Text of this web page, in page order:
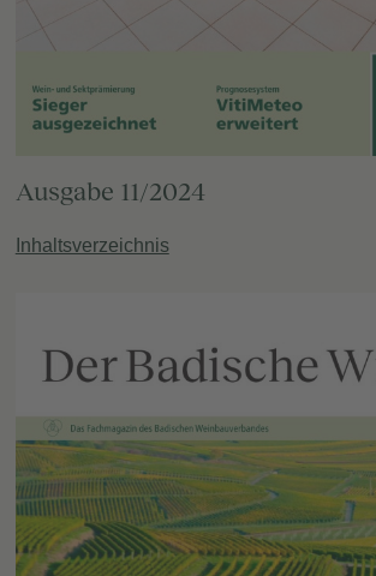
Ausgabe 11/2024
Inhaltsverzeichnis